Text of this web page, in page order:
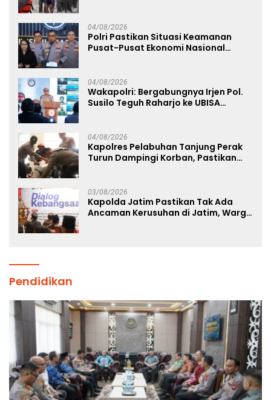
04/08/2026
Polri Pastikan Situasi Keamanan
Pusat-Pusat Ekonomi Nasional
04/08/2026
Wakapolri: Bergabungnya Irjen Pol.
Susilo Teguh Raharjo ke UBISA
04/08/2026
Kapolres Pelabuhan Tanjung Perak
Turun Dampingi Korban, Pastikan
03/08/2026
Kapolda Jatim Pastikan Tak Ada
Ancaman Kerusuhan di Jatim, Warga
Pendidikan